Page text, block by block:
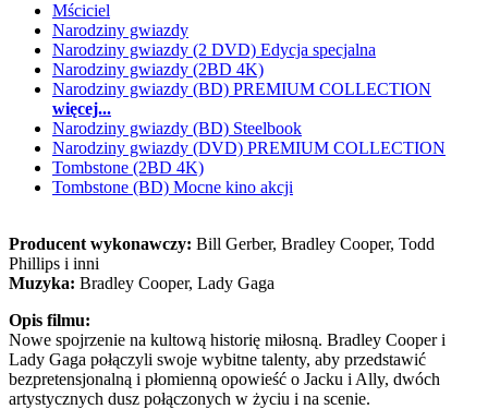
Mściciel
Narodziny gwiazdy
Narodziny gwiazdy (2 DVD) Edycja specjalna
Narodziny gwiazdy (2BD 4K)
Narodziny gwiazdy (BD) PREMIUM COLLECTION
więcej...
Narodziny gwiazdy (BD) Steelbook
Narodziny gwiazdy (DVD) PREMIUM COLLECTION
Tombstone (2BD 4K)
Tombstone (BD) Mocne kino akcji
Producent wykonawczy: Bill Gerber, Bradley Cooper, Todd
Phillips i inni
Muzyka: Bradley Cooper, Lady Gaga
Opis filmu:
Nowe spojrzenie na kultową historię miłosną. Bradley Cooper i
Lady Gaga połączyli swoje wybitne talenty, aby przedstawić
bezpretensjonalną i płomienną opowieść o Jacku i Ally, dwóch
artystycznych dusz połączonych w życiu i na scenie.